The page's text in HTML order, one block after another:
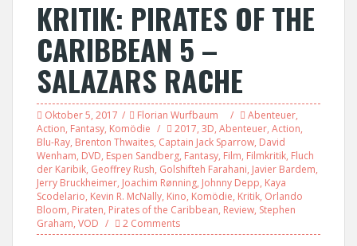
KRITIK: PIRATES OF THE
CARIBBEAN 5 –
SALAZARS RACHE
Oktober 5, 2017 Florian Wurfbaum Abenteuer,
Action, Fantasy, Komödie 2017, 3D, Abenteuer, Action,
Blu-Ray, Brenton Thwaites, Captain Jack Sparrow, David
Wenham, DVD, Espen Sandberg, Fantasy, Film, Filmkritik, Fluch
der Karibik, Geoffrey Rush, Golshifteh Farahani, Javier Bardem,
Jerry Bruckheimer, Joachim Rønning, Johnny Depp, Kaya
Scodelario, Kevin R. McNally, Kino, Komödie, Kritik, Orlando
Bloom, Piraten, Pirates of the Caribbean, Review, Stephen
Graham, VOD 2 Comments